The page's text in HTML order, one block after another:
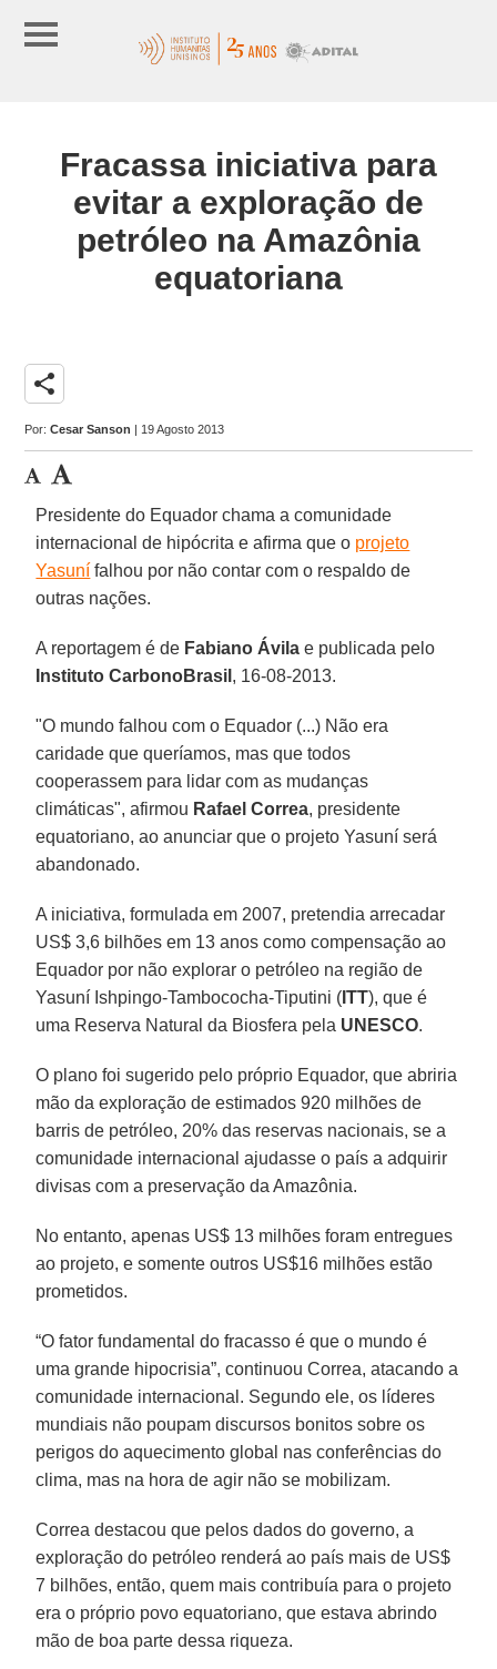
Fracassa iniciativa para
evitar a exploração de
petróleo na Amazônia
equatoriana
share
Por:Cesar Sanson | 19 Agosto 2013
Presidente do Equador chama a comunidade
internacional de hipócrita e afirma que o projeto
Yasuní falhou por não contar com o respaldo de
outras nações.
A reportagem é de Fabiano Ávila e publicada pelo
Instituto CarbonoBrasil , 16-08-2013.
"O mundo falhou com o Equador (...) Não era
caridade que queríamos, mas que todos
cooperassem para lidar com as mudanças
climáticas", afirmou Rafael Correa, presidente
equatoriano, ao anunciar que o projeto Yasuní será
abandonado.
A iniciativa, formulada em 2007, pretendia arrecadar
US$ 3,6 bilhões em 13 anos como compensação ao
Equador por não explorar o petróleo na região de
Yasuní Ishpingo-Tambococha-Tiputini ( ITT), que é
uma Reserva Natural da Biosfera pela UNESCO.
O plano foi sugerido pelo próprio Equador, que abriria
mão da exploração de estimados 920 milhões de
barris de petróleo, 20% das reservas nacionais, se a
comunidade internacional ajudasse o país a adquirir
divisas com a preservação da Amazônia.
No entanto, apenas US$ 13 milhões foram entregues
ao projeto, e somente outros US$16 milhões estão
prometidos.
“O fator fundamental do fracasso é que o mundo é
uma grande hipocrisia”, continuou Correa, atacando a
comunidade internacional. Segundo ele, os líderes
mundiais não poupam discursos bonitos sobre os
perigos do aquecimento global nas conferências do
clima, mas na hora de agir não se mobilizam.
Correa destacou que pelos dados do governo, a
exploração do petróleo renderá ao país mais de US$
7 bilhões, então, quem mais contribuía para o projeto
era o próprio povo equatoriano, que estava abrindo
mão de boa parte dessa riqueza.